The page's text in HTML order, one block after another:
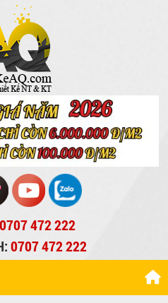
0707 472 222
0707 472 222